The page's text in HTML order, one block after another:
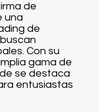
de
una
de
Con su
gama de
se destaca
entusiastas